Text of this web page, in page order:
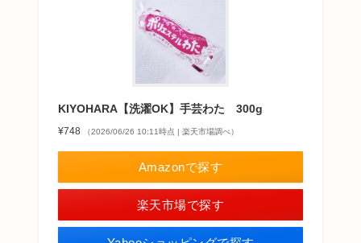
KIYOHARA【洗濯OK】手芸わた 300g
¥748 （2026/06/26 10:11時点 | 楽天市場調べ）
Amazonで探す
楽天市場で探す